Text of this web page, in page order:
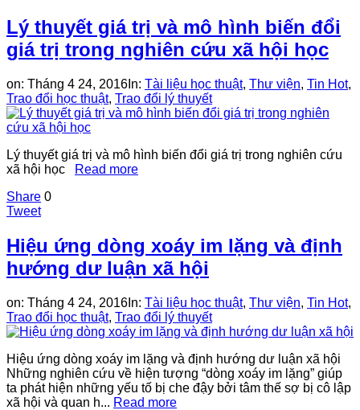
Lý thuyết giá trị và mô hình biến đổi
giá trị trong nghiên cứu xã hội học
on: Tháng 4 24, 2016 In: Tài liệu học thuật, Thư viện, Tin Hot,
Trao đổi học thuật, Trao đổi lý thuyết
Lý thuyết giá trị và mô hình biến đổi giá trị trong nghiên cứu
xã hội học
Read more
Share 0
Tweet
Hiệu ứng dòng xoáy im lặng và định
hướng dư luận xã hội
on: Tháng 4 24, 2016 In: Tài liệu học thuật, Thư viện, Tin Hot,
Trao đổi học thuật, Trao đổi lý thuyết
Hiệu ứng dòng xoáy im lặng và định hướng dư luận xã hội
Những nghiên cứu về hiện tượng “dòng xoáy im lặng” giúp
ta phát hiện những yếu tố bị che đậy bởi tâm thế sợ bị cô lập
xã hội và quan h... Read more